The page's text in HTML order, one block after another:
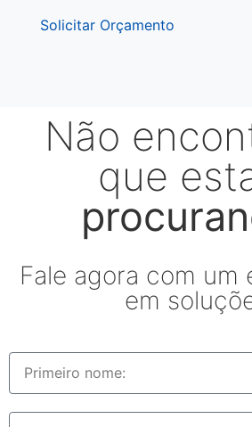
Solicitar Orçamento
Não
que
Fale agora com um
em